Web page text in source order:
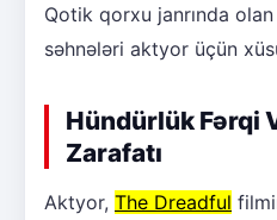
Qotik qorxu janrında
səhnələri aktyor üçün
Hündürlük Fərqi
Zarafatı
Aktyor, The Dreadful